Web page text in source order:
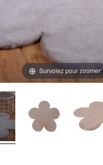
Survolez pour zoomer